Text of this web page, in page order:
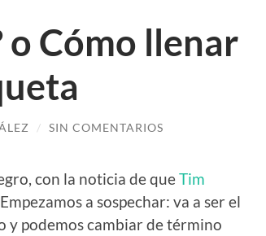
o Cómo llenar
/ SIN COMENTARIOS
con la noticia de queTim
. Empezamos a sospechar: va a ser el
y podemos cambiar de término